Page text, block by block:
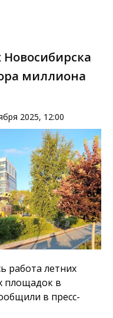
миллиона
2025, 12:00
работа летних
площадок в
в пресс-